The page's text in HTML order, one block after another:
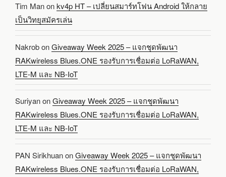
Tim Manonkv4p HT – เปลี่ยนสมาร์ทโฟน Android ให้กลาย
เป็นวิทยุสมัครเล่น
NakrobonGiveaway Week 2025 – แจกชุดพัฒนา
RAKwireless Blues.ONE รองรับการเชื่อมต่อ LoRaWAN,
LTE-M และ NB-IoT
SuriyanonGiveaway Week 2025 – แจกชุดพัฒนา
RAKwireless Blues.ONE รองรับการเชื่อมต่อ LoRaWAN,
LTE-M และ NB-IoT
PAN SirikhuanonGiveaway Week 2025 – แจกชุดพัฒนา
RAKwireless Blues.ONE รองรับการเชื่อมต่อ LoRaWAN,